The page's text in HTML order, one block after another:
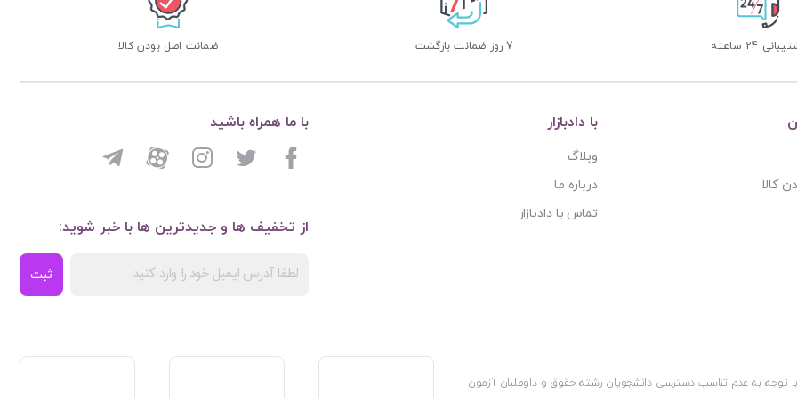
24 ساعته 7 روز ضمانت بازگشت ضمانت اصل بودن کالا
کالا
با دادبازار
وبلاگ
درباره ما
تماس با دادبازار
از تخفیف ها و جدیدترین ها با خبر شوید:
ثبت
با ما همراه باشید
توجه به عدم تناسب دسترسی دانشجویان رشته حقوق و داوطلبان آزمون